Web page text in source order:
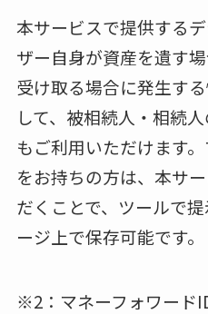
本サービスで提供する
ザー自身が資産を遺す
受け取る場合に発生す
して、被相続人・相続
もご利用いただけます
をお持ちの方は、本サ
だくことで、ツールで
ージ上で保存可能です。
※2：マネーフォワード